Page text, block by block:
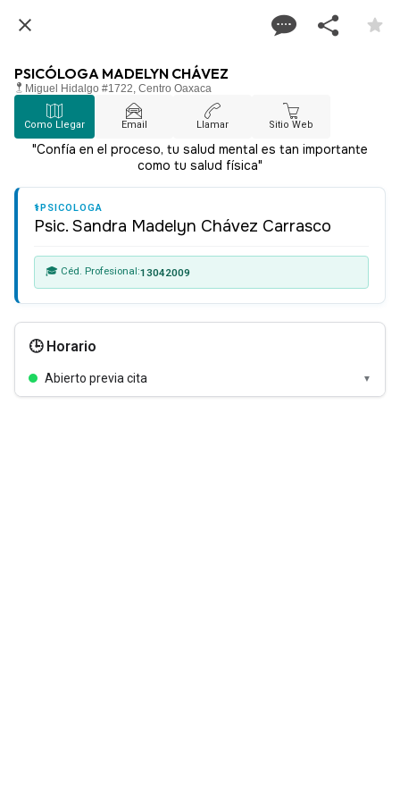
PSICÓLOGA MADELYN CHÁVEZ
Miguel Hidalgo #1722, Centro Oaxaca
Como Llegar Email Llamar Sitio Web
"Confía en el proceso, tu salud mental es tan importante
como tu salud física"
⚕️PSICOLOGA
Psic. Sandra Madelyn Chávez Carrasco
🎓 Céd. Profesional:13042009
🕒 Horario
Abierto previa cita ▼